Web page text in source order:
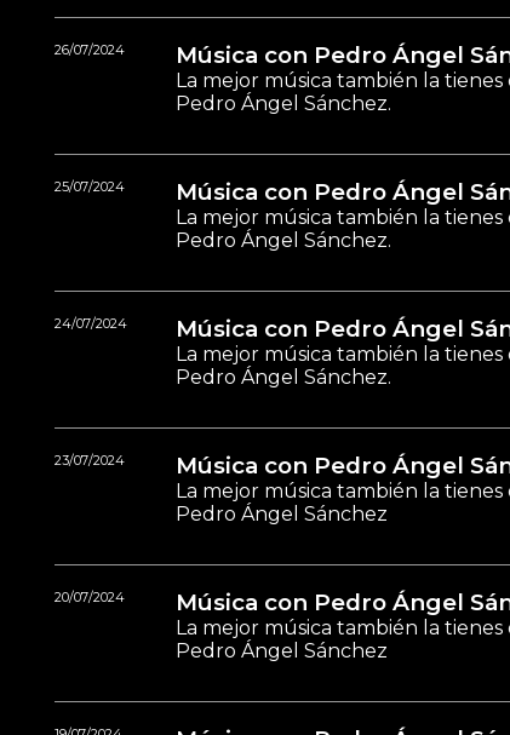
26/07/2024 Música con Pedro Ángel
La mejor música también la
Pedro Ángel Sánchez.
25/07/2024 Música con Pedro Ángel
La mejor música también la
Pedro Ángel Sánchez.
24/07/2024 Música con Pedro Ángel
La mejor música también la
Pedro Ángel Sánchez.
23/07/2024 Música con Pedro Ángel
La mejor música también la
Pedro Ángel Sánchez
20/07/2024 Música con Pedro Ángel
La mejor música también la
Pedro Ángel Sánchez